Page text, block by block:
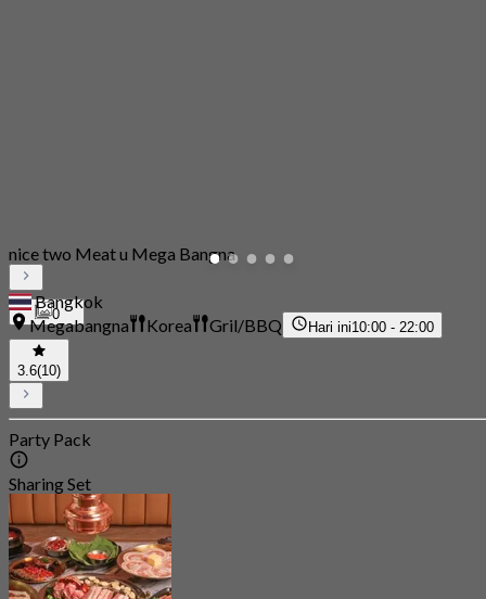
0
nice two Meat u Mega Bangna
Bangkok
Megabangna
Korea Gril/BBQ Hari ini10:00 - 22:00
3.6(10)
Party Pack
Sharing Set